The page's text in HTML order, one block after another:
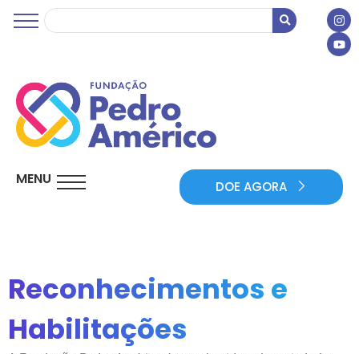
MENU DOE AGORA
Reconhecimentos e
Habilitações